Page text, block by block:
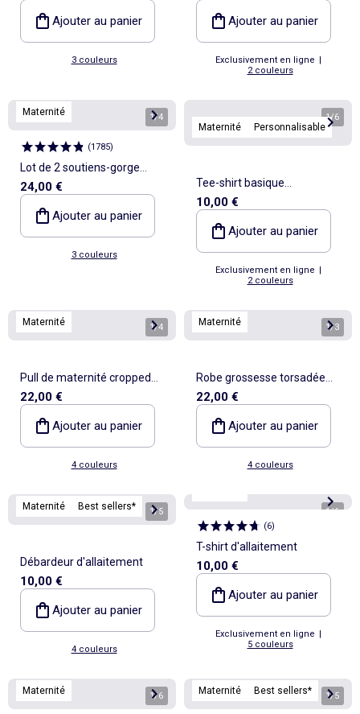
Ajouter au panier
3 couleurs
Ajouter au panier
Exclusivement en ligne |
2 couleurs
Maternité 1/4
(1785)
Lot de 2 soutiens-gorge
d'allaitement
24,00 €
Ajouter au panier
3 couleurs
Maternité Personnalisable
1/6
Tee-shirt basique
d'allaitement manches
courtes
10,00 €
Ajouter au panier
Exclusivement en ligne |
2 couleurs
Maternité 1/4
Pull de maternité cropped
twisté
22,00 €
Ajouter au panier
4 couleurs
Maternité 1/3
Robe grossesse torsadée
devant
22,00 €
Ajouter au panier
4 couleurs
Maternité Best sellers* 1/5
Débardeur d'allaitement
10,00 €
Ajouter au panier
4 couleurs
1/6
(6)
T-shirt d'allaitement
10,00 €
Ajouter au panier
Exclusivement en ligne |
5 couleurs
Maternité 1/6 Maternité Best sellers* 1/5